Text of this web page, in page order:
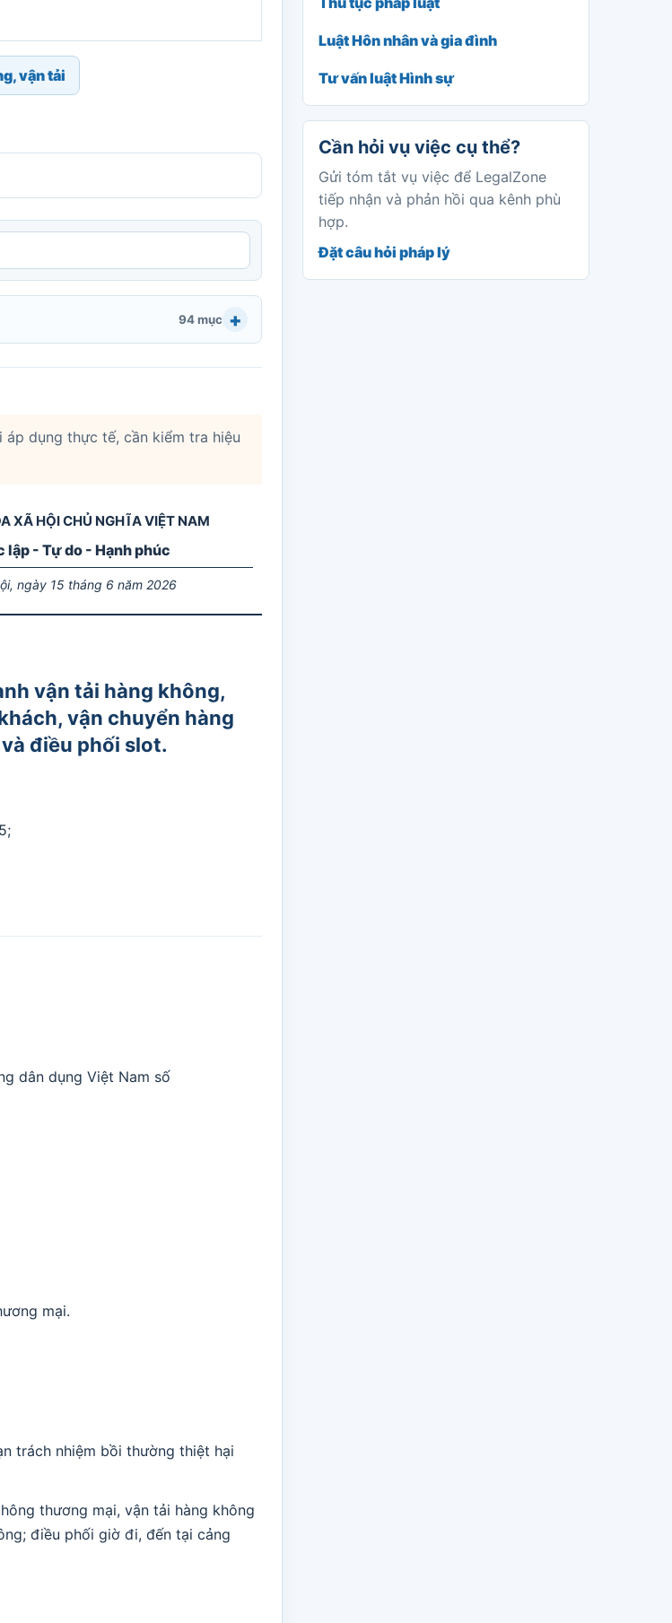
vận tải
94 mục
dụng thực tế, cần kiểm tra hiệu
XÃ HỘI CHỦ NGHĨA VIỆT NAM
lập - Tự do - Hạnh phúc
ngày 15 tháng 6 năm 2026
vận tải hàng không,
vận chuyển hàng
điều phối slot.
dân dụng Việt Nam số
mại.
trách nhiệm bồi thường thiệt hại
thương mại, vận tải hàng không
điều phối giờ đi, đến tại cảng
Luật Hôn nhân và gia đình
Tư vấn luật Hình sự
Cần hỏi vụ việc cụ thể?
Gửi tóm tắt vụ việc để LegalZone
tiếp nhận và phản hồi qua kênh phù
hợp.
Đặt câu hỏi pháp lý